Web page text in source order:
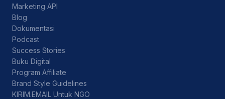
Marketing API
Blog
Dokumentasi
Podcast
Success Stories
Buku Digital
Program Affiliate
Brand Style Guidelines
KIRIM.EMAIL Untuk NGO